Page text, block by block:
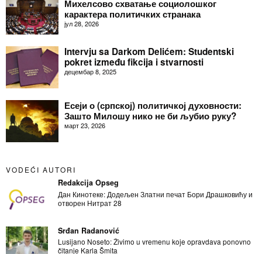
Михелсово схватање социолошког
карактера политичких странака
јул 28, 2026
Intervju sa Darkom Delićem: Studentski
pokret između fikcija i stvarnosti
децембар 8, 2025
Есеји о (српској) политичкој духовности:
Зашто Милошу нико не би љубио руку?
март 23, 2026
VODEĆI AUTORI
Redakcija Opseg
Дан Кинотеке: Додељен Златни печат Бори Драшковићу и
отворен Нитрат 28
Srđan Radanović
Lusijano Noseto: Živimo u vremenu koje opravdava ponovno
čitanje Karla Šmita